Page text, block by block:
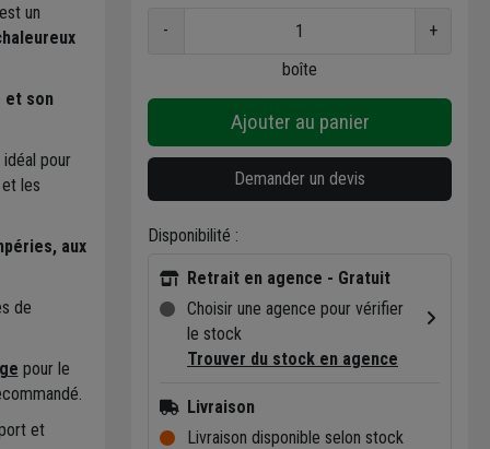
un
et son
pour
et les
aux
de
pour le
et
-
+
boîte
Ajouter au panier
Demander un devis
Disponibilité :
Retrait en agence - Gratuit
Choisir une agence pour vérifier
le stock
Trouver du stock en agence
Livraison
Livraison disponible selon stock